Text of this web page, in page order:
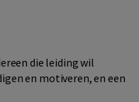
die leiding wil
en motiveren, en een